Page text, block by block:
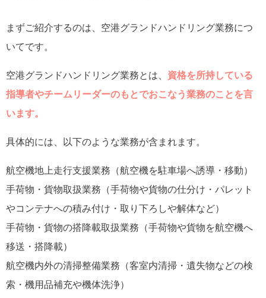
まずご紹介するのは、空港グランドハンドリング業務につ
いてです。
空港グランドハンドリング業務とは、 資格を所持している
指導者やチームリーダーのもとでおこなう業務のことを言
います。
具体的には、以下のような業務が含まれます。
航空機地上走行支援業務（航空機を駐車場へ誘導・移動）
手荷物・貨物取扱業務（手荷物や貨物の仕分け・パレット
やコンテナへの積み付け・取り下ろしや解体など）
手荷物・貨物の搭降載取扱業務（手荷物や貨物を航空機へ
移送・搭降載）
航空機内外の清掃整備業務（客室内清掃・遺失物などの検
索・機用品補充や機体洗浄）